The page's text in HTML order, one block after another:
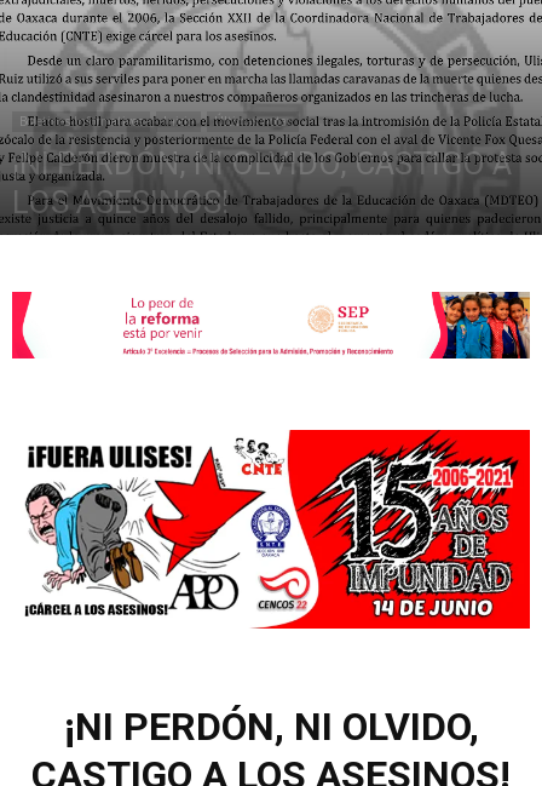
de
la
XXII
Boletines Informativos Inicio Últimas notas
¡NI PERDÓN, NI OLVIDO, CASTIGO A
LOS ASESINOS!
junio 14, 2021 1387
¡NI PERDÓN, NI OLVIDO,
CASTIGO A LOS ASESINOS!